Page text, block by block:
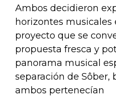
Ambos decidieron
horizontes musicales
proyecto que se
propuesta fresca y
panorama musical
separación de Sôber,
ambos pertenecían